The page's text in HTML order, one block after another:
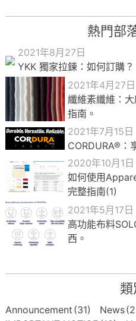
熱門部
2021年8月27日
YKK 獨家拉鍊：如何訂購？
2021年4月27日
纖維素纖維：
指南。
2021年7月15日
CORDURA®：
2020年10月1日
如何使用
完整指南(1)
2021年5月17日
高功能布料
西。
類
Announcement (31) News